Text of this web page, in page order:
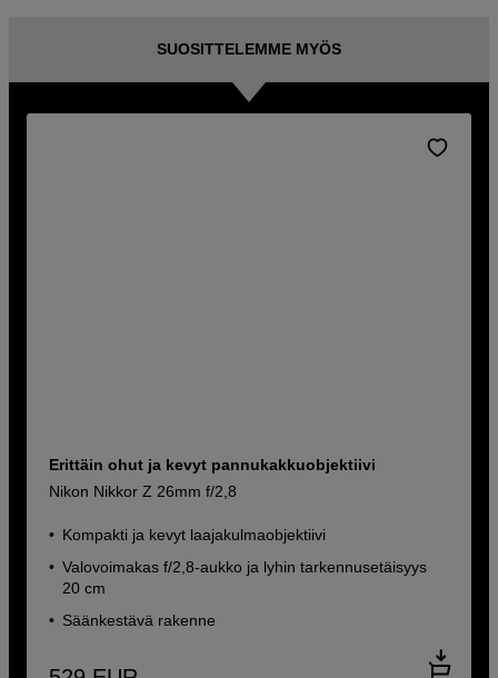
SUOSITTELEMME MYÖS
Erittäin ohut ja kevyt pannukakkuobjektiivi
Nikon Nikkor Z 26mm f/2,8
Kompakti ja kevyt laajakulmaobjektiivi
Valovoimakas f/2,8-aukko ja lyhin tarkennusetäisyys
20 cm
Säänkestävä rakenne